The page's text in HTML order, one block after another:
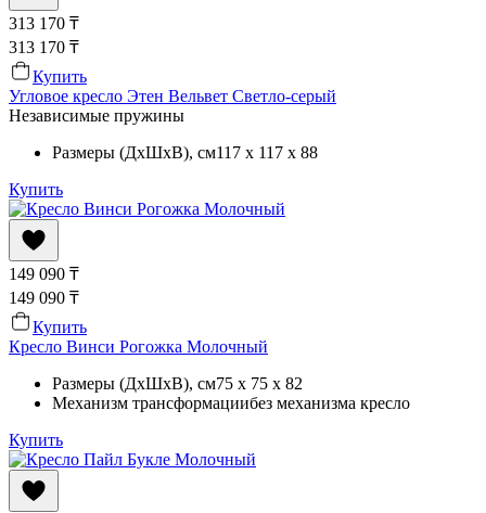
313 170 ₸
313 170 ₸
Купить
Угловое кресло Этен Вельвет Светло-серый
Независимые пружины
Размеры (ДхШхВ), см117 x 117 x 88
Купить
149 090 ₸
149 090 ₸
Купить
Кресло Винси Рогожка Молочный
Размеры (ДхШхВ), см75 x 75 x 82
Механизм трансформациибез механизма кресло
Купить